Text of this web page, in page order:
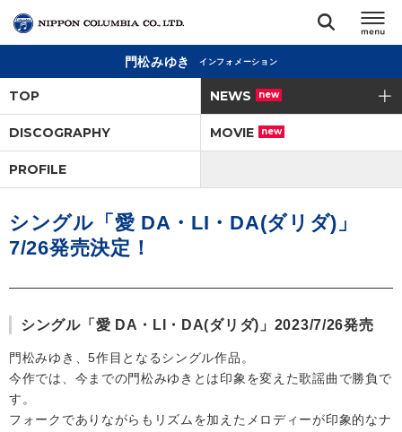
閉じる
アーティスト
ジャンル
オーディション
直営ショップ
門松みゆき インフォメーション
TOP NEWS new
DISCOGRAPHY MOVIE new
PROFILE
シングル「愛 DA・LI・DA(ダリダ)」
7/26発売決定！
シングル「愛 DA・LI・DA(ダリダ)」2023/7/26発売
門松みゆき、5作目となるシングル作品。
今作では、今までの門松みゆきとは印象を変えた歌謡曲で勝負で
す。
フォークでありながらもリズムを加えたメロディーが印象的なナ